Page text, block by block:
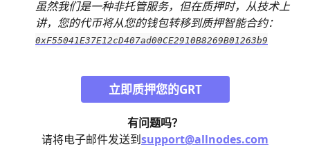
虽然我们是一种非托管服务，但在质押时，从技术上
讲，您的代币将从您的钱包转移到质押智能合约：
0xF55041E37E12cD407ad00CE2910B8269B01263b9
立即质押您的GRT
有问题吗？
请将电子邮件发送到support@allnodes.com